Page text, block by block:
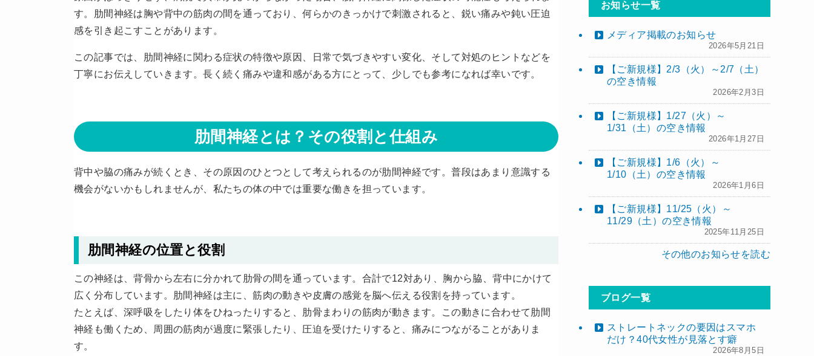
す。肋間神経は胸や背中の筋肉の間を通っており、何らかのきっかけで刺激されると、鋭い痛みや鈍い圧迫
感を引き起こすことがあります。
この記事では、肋間神経に関わる症状の特徴や原因、日常で気づきやすい変化、そして対処のヒントなどを
丁寧にお伝えしていきます。長く続く痛みや違和感がある方にとって、少しでも参考になれば幸いです。
肋間神経とは？その役割と仕組み
背中や脇の痛みが続くとき、その原因のひとつとして考えられるのが肋間神経です。普段はあまり意識する
機会がないかもしれませんが、私たちの体の中では重要な働きを担っています。
肋間神経の位置と役割
この神経は、背骨から左右に分かれて肋骨の間を通っています。合計で12対あり、胸から脇、背中にかけて
広く分布しています。肋間神経は主に、筋肉の動きや皮膚の感覚を脳へ伝える役割を持っています。
たとえば、深呼吸をしたり体をひねったりすると、肋骨まわりの筋肉が動きます。この動きに合わせて肋間
神経も働くため、周囲の筋肉が過度に緊張したり、圧迫を受けたりすると、痛みにつながることがありま
す。
お知らせ一覧
メディア掲載のお知らせ
2026年5月21日
【ご新規様】2/3（火）～2/7（土）
の空き情報
2026年2月3日
【ご新規様】1/27（火）～
1/31（土）の空き情報
2026年1月27日
【ご新規様】1/6（火）～
1/10（土）の空き情報
2026年1月6日
【ご新規様】11/25（火）～
11/29（土）の空き情報
2025年11月25日
その他のお知らせを読む
ブログ一覧
ストレートネックの要因はスマホ
だけ？40代女性が見落とす癖
2026年8月5日